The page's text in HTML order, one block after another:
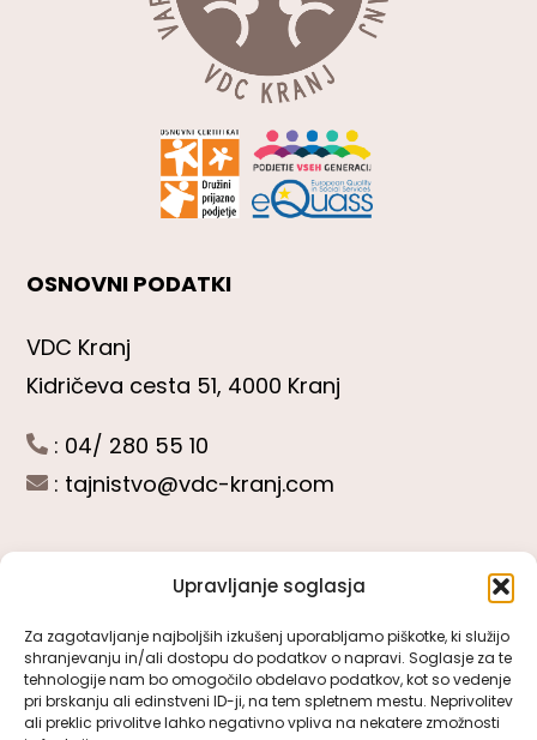
Upravljanje soglasja
Za zagotavljanje najboljših izkušenj uporabljamo piškotke, ki služijo
shranjevanju in/ali dostopu do podatkov o napravi. Soglasje za te
tehnologije nam bo omogočilo obdelavo podatkov, kot so vedenje
pri brskanju ali edinstveni ID-ji, na tem spletnem mestu. Neprivolitev
ali preklic privolitve lahko negativno vpliva na nekatere zmožnosti
OSNOVNI PODATKI
VDC Kranj
Kidričeva cesta 51, 4000 Kranj
: 04/ 280 55 10
: tajnistvo@vdc-kranj.com
Toggle
Navigation
Predstavitev VDC Kranj